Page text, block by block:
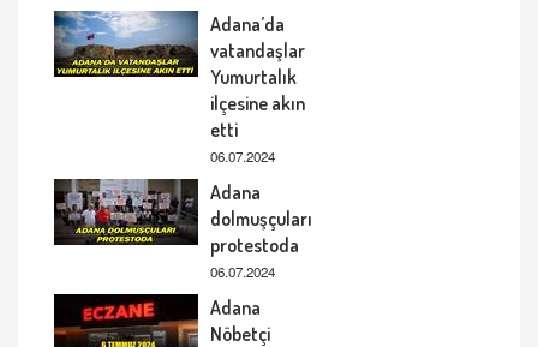
Adana’da
vatandaşlar
Yumurtalık
ilçesine akın
etti
06.07.2024
Adana
dolmuşçuları
protestoda
06.07.2024
Adana
Nöbetçi